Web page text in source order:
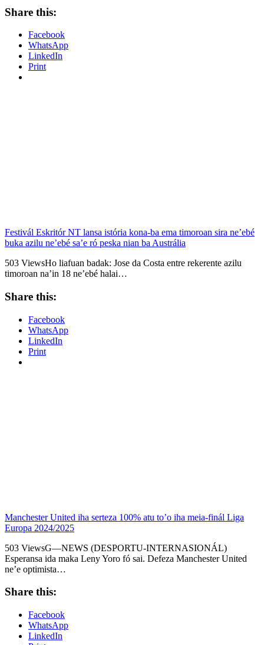
Share this:
Facebook
WhatsApp
LinkedIn
Print
Festivál Eskritór NT lansa istória kona-ba ema timoroan sira ne’ebé
buka azilu ne’ebé sa’e ró peska nian ba Austrália
503 ViewsHo liafuan badak: Jose da Costa entre rekerente azilu
timoroan na’in 18 ne’ebé halai…
Share this:
Facebook
WhatsApp
LinkedIn
Print
Manchester United iha serteza 100% atu to’o iha meia-finál Liga
Europa 2024/2025
503 ViewsG—NEWS (DESPORTU-INTERNASIONÁL)
Esperansa ida maka Leny Yoro fó sai. Defeza Manchester United
ne’e optimista…
Share this:
Facebook
WhatsApp
LinkedIn